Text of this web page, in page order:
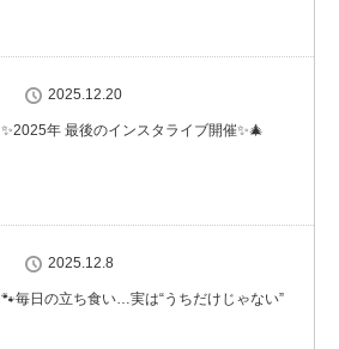
2025.12.20
✨2025年 最後のインスタライブ開催✨🎄
2025.12.8
🐾毎日の立ち食い…実は“うちだけじゃない”